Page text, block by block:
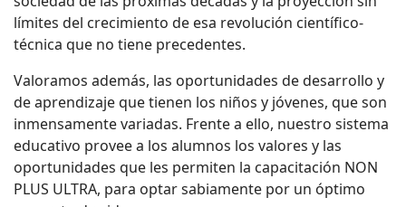
límites del crecimiento de esa revolución científico-
técnica que no tiene precedentes.
Valoramos además, las oportunidades de desarrollo y
de aprendizaje que tienen los niños y jóvenes, que son
inmensamente variadas. Frente a ello, nuestro sistema
educativo provee a los alumnos los valores y las
oportunidades que les permiten la capacitación NON
PLUS ULTRA, para optar sabiamente por un óptimo